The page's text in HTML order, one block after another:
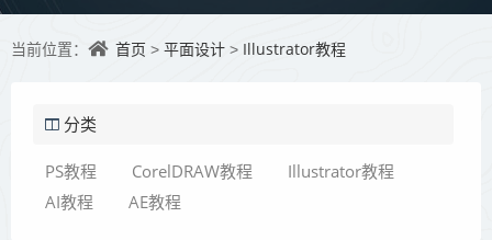
当前位置： 首页 > 平面设计 > Illustrator教程
分类
PS教程 CorelDRAW教程
Illustrator教程
AI教程
AE教程